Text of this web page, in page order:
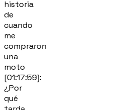
historia
de
cuando
me
compraron
una
moto
[01:17:59]:
¿Por
qué